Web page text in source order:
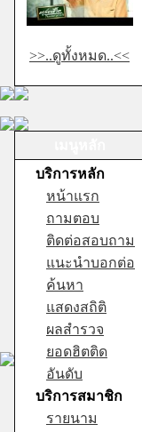
>>..ดูทั้งหมด..<<
บริการหลัก
หน้าแรก
ถามตอบ
ติดต่อสอบถาม
แนะนำบอกต่อ
ค้นหา
แสดงสถิติ
ผลสำรวจ
ยอดฮิตติด
อันดับ
บริการสมาชิก
รายนาม